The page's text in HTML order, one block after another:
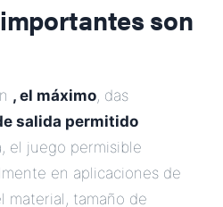
son
, el máximo, das
salida permitido
el juego permisible
en aplicaciones de
material, tamaño de